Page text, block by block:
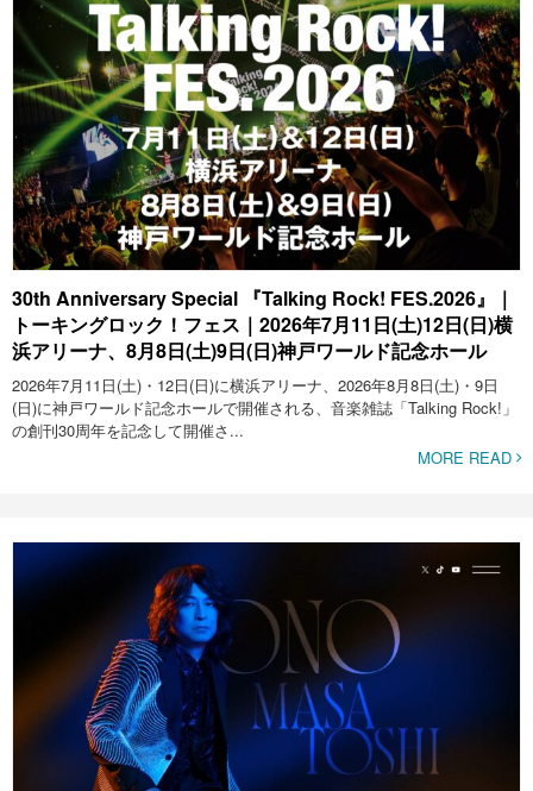
30th Anniversary Special 『Talking Rock! FES.2026』｜
トーキングロック！フェス｜2026年7月11日(土)12日(日)横
浜アリーナ、8月8日(土)9日(日)神戸ワールド記念ホール
2026年7月11日(土)・12日(日)に横浜アリーナ、2026年8月8日(土)・9日
(日)に神戸ワールド記念ホールで開催される、音楽雑誌「Talking Rock!」
の創刊30周年を記念して開催さ...
MORE READ